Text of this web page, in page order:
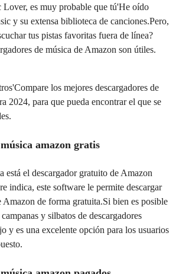
Lover, es muy probable que tú'He oído
y su extensa biblioteca de canciones.Pero,
tus pistas favoritas fuera de línea?
de música de Amazon son útiles.
los mejores descargadores de
2024, para que pueda encontrar el que se
amazon gratis
está el descargador gratuito de Amazon
indica, este software le permite descargar
Amazon de forma gratuita.Si bien es posible
y silbatos de descargadores
y es una excelente opción para los usuarios